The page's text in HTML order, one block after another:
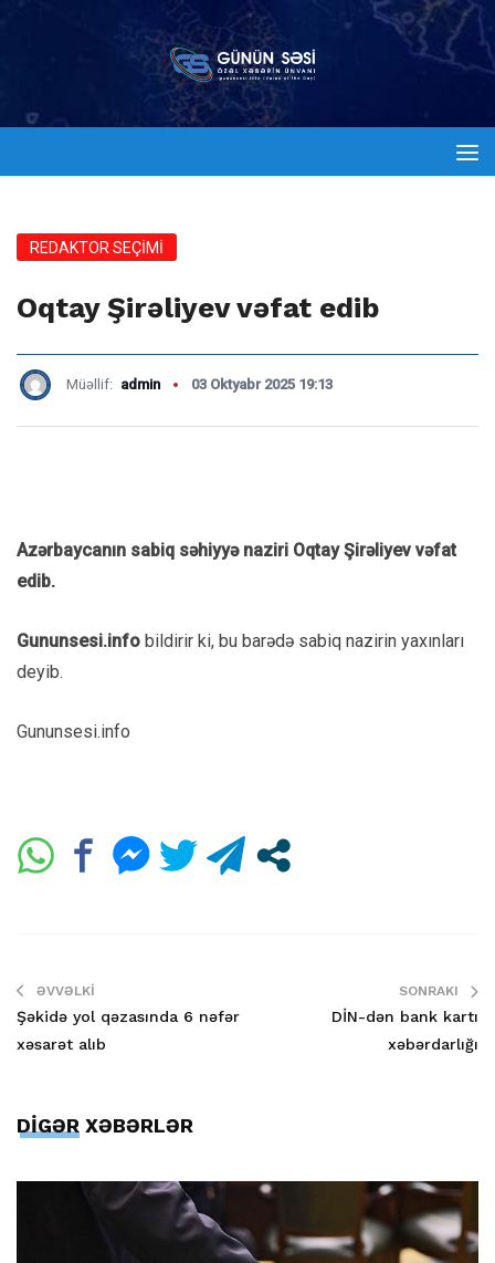
REDAKTOR SEÇİMİ
Oqtay Şirəliyev vəfat edib
Müəllif: admin 03 Oktyabr 2025 19:13
Azərbaycanın sabiq səhiyyə naziri Oqtay Şirəliyev vəfat
edib.
Gununsesi.info bildirir ki, bu barədə sabiq nazirin yaxınları
deyib.
Gununsesi.info
ƏVVƏLKI
Şəkidə yol qəzasında 6 nəfər
xəsarət alıb
SONRAKI
DİN-dən bank kartı
xəbərdarlığı
DİGƏR XƏBƏRLƏR